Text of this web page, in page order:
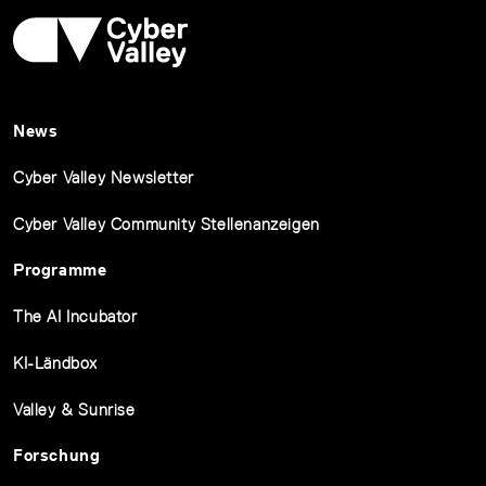
News
Cyber Valley Newsletter
Cyber Valley Community Stellenanzeigen
Programme
The AI Incubator
KI-Ländbox
Valley & Sunrise
Forschung